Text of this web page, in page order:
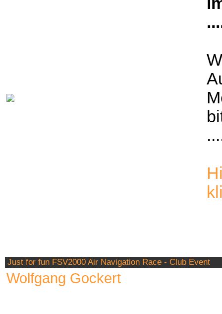
Just for fun FSV2000 Air Navigation Race - Club Event
Wolfgang Gockert